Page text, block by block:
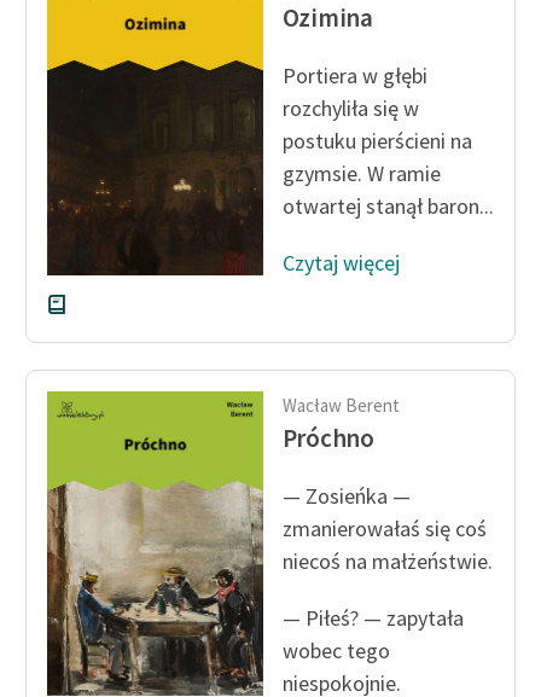
Kontakt
Zasady wykorzystania
Wolnych Lektur
Logotypy
Materiały promocyjne
Polityka prywatności
Regulamin biblioteki
Dane fundacji i
sprawozdania finansowe
Regulamin darowizn
Informacja o treściach
wrażliwych
Ozimina
Portiera w głębi
rozchyliła się w
postuku pierścieni na
gzymsie. W ramie
otwartej stanął baron...
Czytaj więcej
Wacław Berent
Próchno
— Zosieńka —
zmanierowałaś się coś
niecoś na mał­żeństwie.
— Piłeś? — zapytała
wobec tego
niespokojnie.